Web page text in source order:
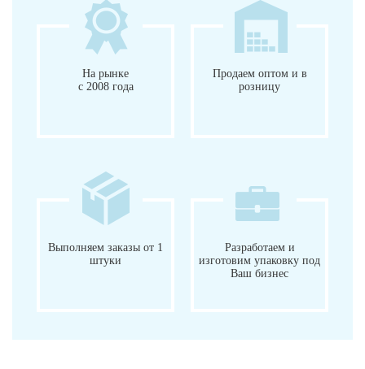
На рынке
с 2008 года
Продаем оптом и в
розницу
Выполняем заказы от 1
штуки
Разработаем и
изготовим упаковку под
Ваш бизнес